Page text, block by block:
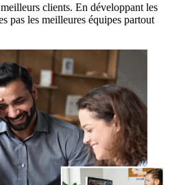
clients. En développant les
pas les meilleures équipes partout